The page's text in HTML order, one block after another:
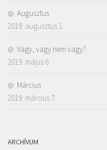
Augusztus
2019. augusztus 1.
Vagy, vagy nem vagy?
2019. május 6.
Március
2019. március 7.
ARCHÍVUM